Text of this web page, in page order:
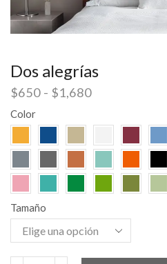
Dos alegrías
$650 - $1,680
Color
Tamaño